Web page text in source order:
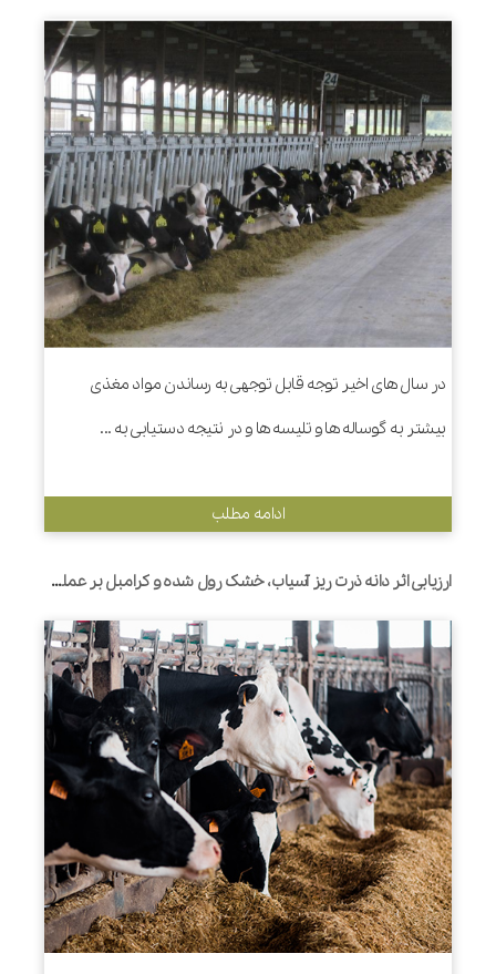
در سال های اخیر توجه قابل توجهی به رساندن مواد مغذی
بیشتر به گوساله ها و تلیسه ها و در نتیجه دستیابی به ...
ادامه مطلب
ارزیابی اثر دانه ذرت ریز آسیاب، خشک رول شده و کرامبل بر عملکرد، رفتار تغذیه ای و هضم نشاسته در تلیسه های شیری هلشتاین